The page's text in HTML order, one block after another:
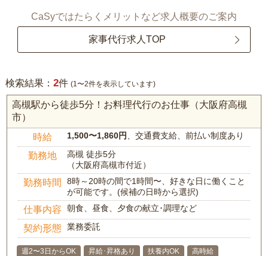
CaSyではたらくメリットなど求人概要のご案内
家事代行求人TOP
検索結果： 2件 (1〜2件を表示しています)
高槻駅から徒歩5分！お料理代行のお仕事（大阪府高槻
市）
時給 1,500〜1,860円 、交通費支給、前払い制度あり
勤務地
高槻 徒歩5分
（大阪府高槻市付近）
勤務時間
8時～20時の間で1時間〜、好きな日に働くこと
が可能です。(候補の日時から選択)
仕事内容 朝食、昼食、夕食の献立･調理など
契約形態 業務委託
週2〜3日からOK 昇給･昇格あり 扶養内OK
高時給